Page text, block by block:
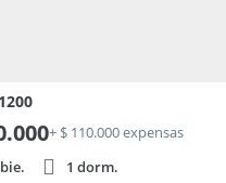
+ $ 110.000 expensas
1 dorm.